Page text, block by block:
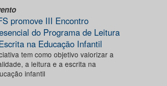
promove III Encontro
do Programa de Leitura
na Educação Infantil
tem como objetivo valorizar a
a leitura e a escrita na
infantil